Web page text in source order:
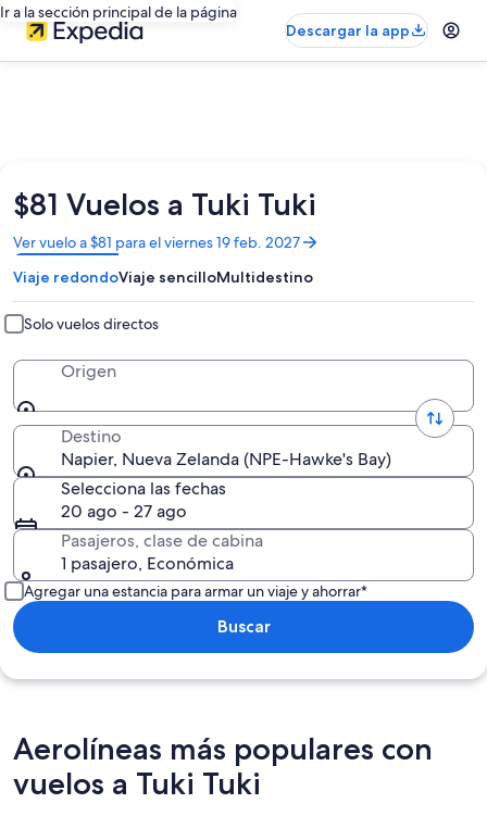
Ir a la sección principal de la página
Descargar la app
$81 Vuelos a Tuki Tuki
Ver vuelo a $81 para el viernes 19 feb. 2027
Se
abrirá
en
una
nueva
ventana
Viaje redondoViaje sencilloMultidestino
Solo vuelos directos
Origen
Destino
Napier, Nueva Zelanda (NPE-Hawke's Bay)
Selecciona las fechas
20 ago - 27 ago
Pasajeros, clase de cabina
1 pasajero, Económica
Agregar una estancia para armar un viaje y ahorrar*
Buscar
Aerolíneas más populares con
vuelos a Tuki Tuki